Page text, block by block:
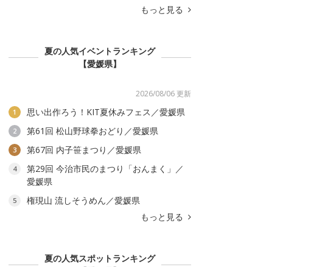
もっと見る
夏の人気イベントランキング
【愛媛県】
2026/08/06 更新
1 思い出作ろう！KIT夏休みフェス／愛媛県
2 第61回 松山野球拳おどり／愛媛県
3 第67回 内子笹まつり／愛媛県
4
第29回 今治市民のまつり「おんまく」／
愛媛県
5
権現山 流しそうめん／愛媛県
もっと見る
夏の人気スポットランキング